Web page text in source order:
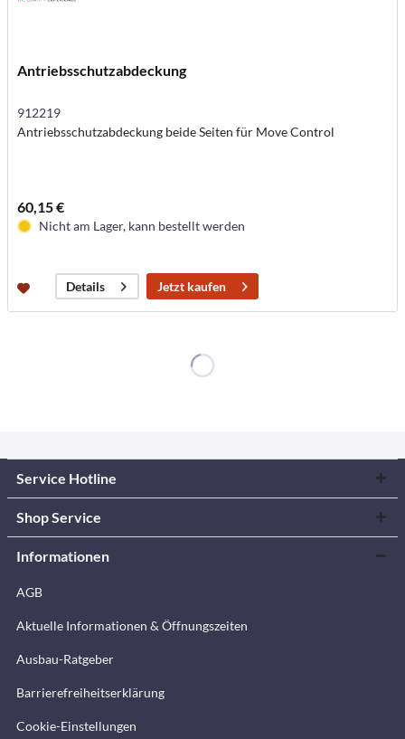
Antriebsschutzabdeckung
912219
Antriebsschutzabdeckung beide Seiten für Move Control
60,15 €
Nicht am Lager, kann bestellt werden
Details Jetzt kaufen
Service Hotline
Shop Service
Informationen
AGB
Aktuelle Informationen & Öffnungszeiten
Ausbau-Ratgeber
Barrierefreiheitserklärung
Cookie-Einstellungen